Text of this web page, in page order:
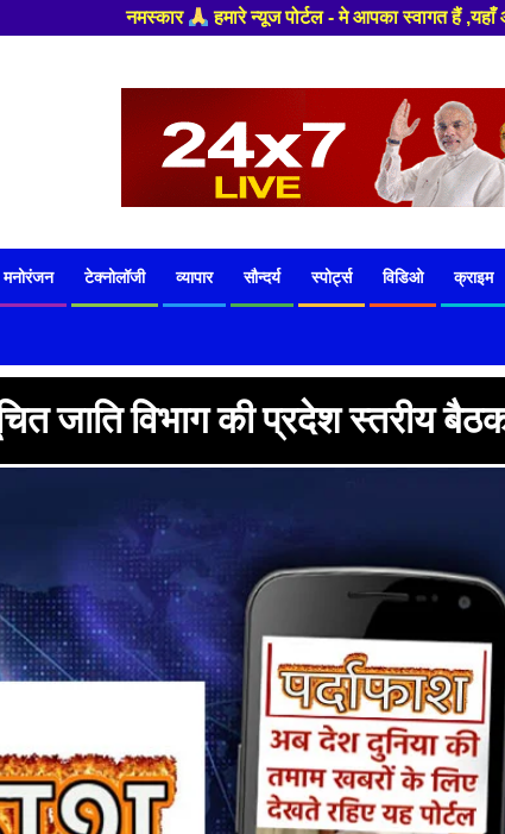
- मे आपका स्वागत हैं ,यहाँ आपको हमेशा ताजा खबरों से रूबरू
मनोरंजन टेक्नोलॉजी व्यापार सौन्दर्य स्पोर्ट्स विडिओ क्राइम
जाति विभाग की प्रदेश स्तरीय